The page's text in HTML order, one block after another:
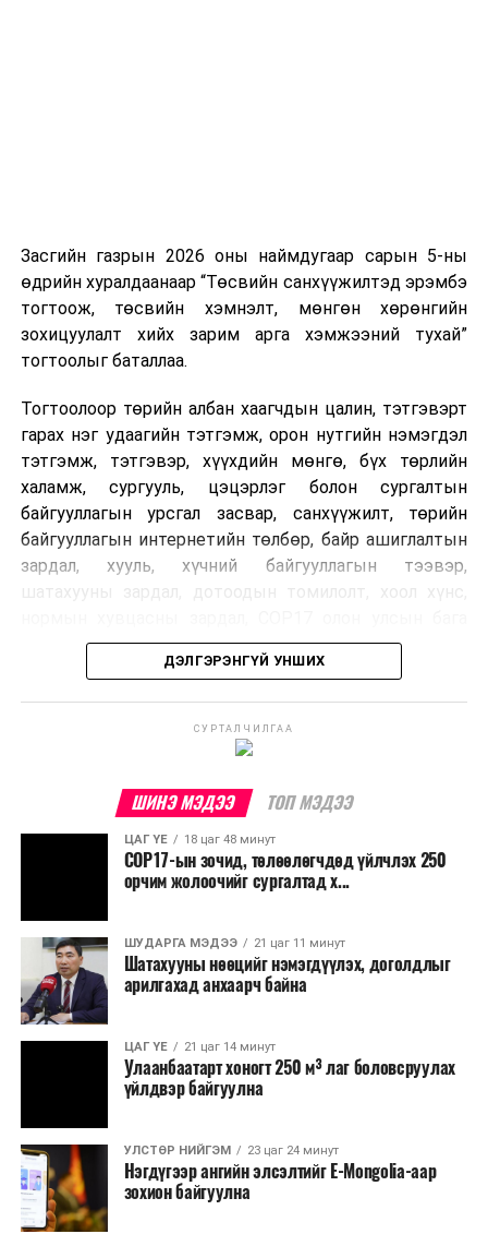
Шинэ хууль Францын зах зээлд үйлчилдэг гадаадын
дуудлагын төвүүдэд нөлөөлөхөөр байна. Тухайлбал,
Мароккогийн дуудлагын төвүүдийн орлогын 80 гаруй
хувь Францын зах зээлээс бүрддэг бөгөөд тус улсын
40–50 мянган ажлын байр эрсдэлд орж болзошгүйг
Засгийн газрын 2026 оны наймдугаар сарын 5-ны
өдрийн хуралдаанаар “Төсвийн санхүүжилтэд эрэмбэ
тогтоож, төсвийн хэмнэлт, мөнгөн хөрөнгийн
зохицуулалт хийх зарим арга хэмжээний тухай”
тогтоолыг баталлаа.
Тогтоолоор төрийн албан хаагчдын цалин, тэтгэвэрт
гарах нэг удаагийн тэтгэмж, орон нутгийн нэмэгдэл
тэтгэмж, тэтгэвэр, хүүхдийн мөнгө, бүх төрлийн
халамж, сургууль, цэцэрлэг болон сургалтын
байгууллагын урсгал засвар, санхүүжилт, төрийн
байгууллагын интернетийн төлбөр, байр ашиглалтын
зардал, хууль, хүчний байгууллагын тээвэр,
хурлын зардал, Засгийн газрын өр, орон нутгийн нөөц
хөрөнгийн санхүүжилтийг хэвийн үргэлжлүүлэхээр
шийдвэрлэжээ.
Харин дараах зардлыг хязгаарлахаар болсон байна.
шийдвэртэйгээс бусад хурал, зөвлөгөөн, ой,
тэмдэглэлт өдөр, найр наадам, соёлын арга
Урьдчилан төлөвлөсөн төрийн өндөр албан
тушаалтны томилолтоос бусад гадаад
томилолт, гадаадын зочин хүлээн авах зардал;
Зайлшгүй шаардлагагүй тоног төхөөрөмж,
тавилга, автомашин худалдан авах;
Батлан хамгаалах, хууль зүйн салбараас бусад
Хуулиар заавал мэдээлэхээс бусад кино,
контент, хэвлэлийн зардал;
Заавал олгохоос бусад тэтгэмж, урамшуулал.
ДЭЛГЭРЭНГҮЙ УНШИХ
СУРТАЛЧИЛГАА
ШИНЭ МЭДЭЭ ТОП МЭДЭЭ
ЦАГ ҮЕ 18 цаг 48 минут
COP17-ын зочид, төлөөлөгчдөд үйлчлэх 250
орчим жолоочийг сургалтад х...
ШУДАРГА МЭДЭЭ 21 цаг 11 минут
Шатахууны нөөцийг нэмэгдүүлэх, доголдлыг
арилгахад анхаарч байна
ЦАГ ҮЕ 21 цаг 14 минут
Улаанбаатарт хоногт 250 м³ лаг боловсруулах
үйлдвэр байгуулна
УЛСТӨР НИЙГЭМ 23 цаг 24 минут
Нэгдүгээр ангийн элсэлтийг E-Mongolia-аар
зохион байгуулна